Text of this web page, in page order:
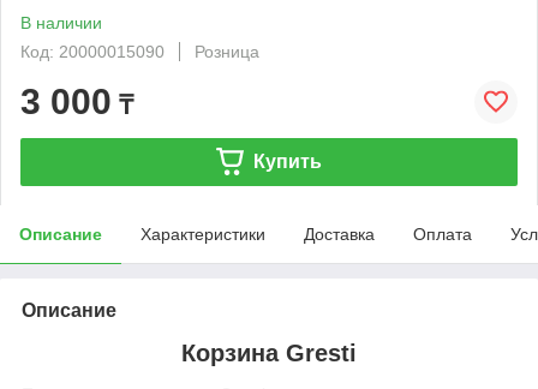
В наличии
Код: 20000015090
Розница
3 000 ₸
Купить
Описание Характеристики Доставка Оплата
Описание
Корзина Gresti